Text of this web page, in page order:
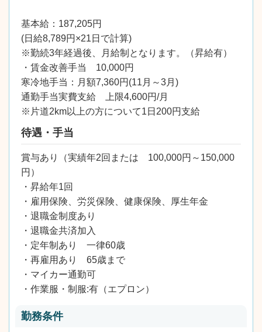
基本給：187,205円
(日給8,789円×21日で計算)
※勤続3年経過後、月給制となります。（昇給有）
・賃金改善手当 10,000円
寒冷地手当：月額7,360円(11月～3月)
通勤手当実費支給 上限4,600円/月
※片道2km以上の方について1日200円支給
待遇・手当
賞与あり（実績年2回または 100,000円～150,000
円）
・昇給年1回
・雇用保険、労災保険、健康保険、厚生年金
・退職金制度あり
・退職金共済加入
・定年制あり 一律60歳
・再雇用あり 65歳まで
・マイカー通勤可
・作業服・制服:有（エプロン）
勤務条件